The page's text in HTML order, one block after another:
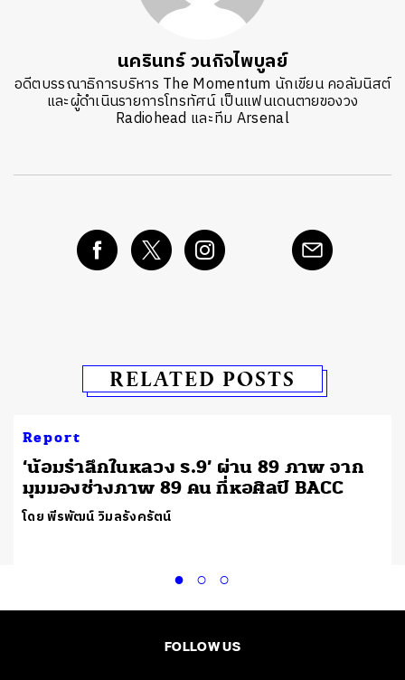
นครินทร์ วนกิจไพบูลย์
อดีตบรรณาธิการบริหาร The Momentum นักเขียน คอลัมนิสต์
และผู้ดำเนินรายการโทรทัศน์ เป็นแฟนเดนตายของวง
Radiohead และทีม Arsenal
RELATED POSTS
Report
‘น้อมรำลึกในหลวง ร.9’ ผ่าน 89 ภาพ จาก
มุมมองช่างภาพ 89 คน ที่หอศิลป์ BACC
โดย พีรพัฒน์ วิมลรังครัตน์
FOLLOW US